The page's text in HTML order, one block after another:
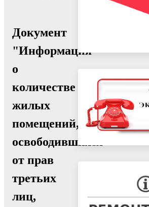
Документ
"Информация
о
количестве
жилых
помещений,
освободившихся
от прав
третьих
лиц,